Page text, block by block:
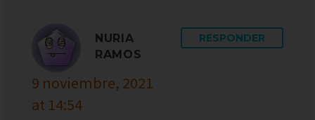
NURIA
RAMOS
9 noviembre, 2021
at 14:54
RESPONDER